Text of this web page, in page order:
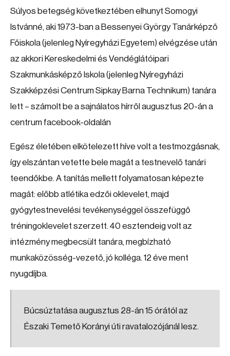
Súlyos betegség következtében elhunyt Somogyi
Istvánné, aki 1973-ban a Bessenyei György Tanárképző
Főiskola (jelenleg Nyíregyházi Egyetem) elvégzése után
az akkori Kereskedelmi és Vendéglátóipari
Szakmunkásképző Iskola (jelenleg Nyíregyházi
Szakképzési Centrum Sipkay Barna Technikum) tanára
lett – számolt be a sajnálatos hírről augusztus 20-án a
centrum facebook-oldalán
Egész életében elkötelezett híve volt a testmozgásnak,
így elszántan vetette bele magát a testnevelő tanári
teendőkbe. A tanítás mellett folyamatosan képezte
magát: előbb atlétika edzői oklevelet, majd
gyógytestnevelési tevékenységgel összefüggő
tréningoklevelet szerzett. 40 esztendeig volt az
intézmény megbecsült tanára, megbízható
munkaközösség-vezető, jó kolléga. 12 éve ment
nyugdíjba.
Búcsúztatása augusztus 28-án 15 órától az
Északi Temető Korányi úti ravatalozójánál lesz.